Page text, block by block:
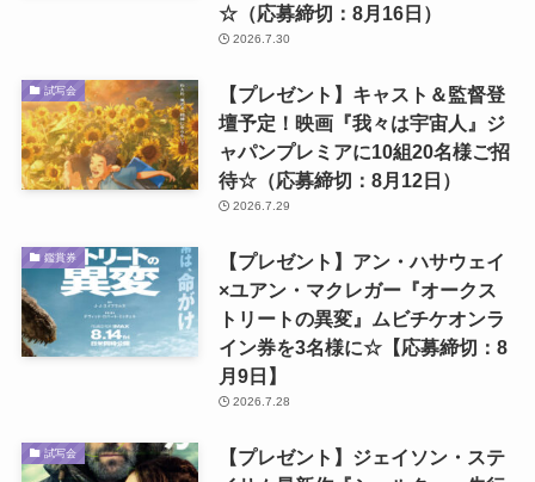
☆（応募締切：8月16日）
2026.7.30
試写会
【プレゼント】キャスト＆監督登
壇予定！映画『我々は宇宙人』ジ
ャパンプレミアに10組20名様ご招
待☆（応募締切：8月12日）
2026.7.29
鑑賞券
【プレゼント】アン・ハサウェイ
×ユアン・マクレガー『オークス
トリートの異変』ムビチケオンラ
イン券を3名様に☆【応募締切：8
月9日】
2026.7.28
試写会
【プレゼント】ジェイソン・ステ